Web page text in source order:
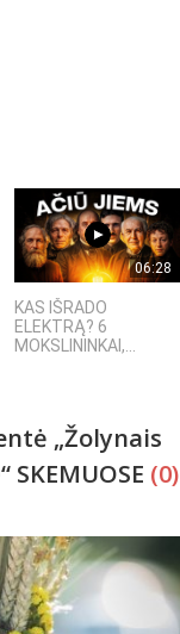
06:28
KAS IŠRADO
ELEKTRĄ? 6
MOKSLININKAI,...
„Žolynais
(0)